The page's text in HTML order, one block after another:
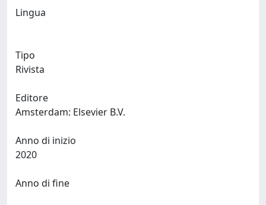
Lingua
Tipo
Rivista
Editore
Anno di inizio
Anno di fine